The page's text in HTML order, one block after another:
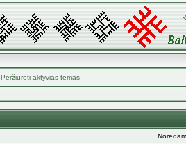
Peržiūrėti aktyvias temas